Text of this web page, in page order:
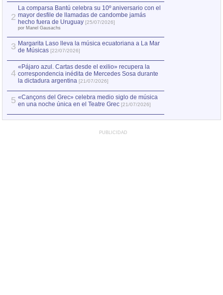
2
La comparsa Bantú celebra su 10º aniversario con el
mayor desfile de llamadas de candombe jamás
hecho fuera de Uruguay [25/07/2026]
por Manel Gausachs
3 Margarita Laso lleva la música ecuatoriana a La Mar
de Músicas [22/07/2026]
4
«Pájaro azul. Cartas desde el exilio» recupera la
correspondencia inédita de Mercedes Sosa durante
la dictadura argentina [21/07/2026]
5 «Cançons del Grec» celebra medio siglo de música
en una noche única en el Teatre Grec [21/07/2026]
PUBLICIDAD